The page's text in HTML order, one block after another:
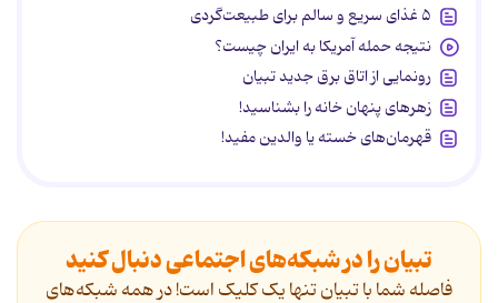
۵ غذای سریع و سالم برای طبیعت‌گردی
نتیجه حمله آمریکا به ایران چیست؟
رونمایی از اتاق برق جدید تبیان
زهرهای پنهان خانه را بشناسید!
قهرمان‌های خسته یا والدین مفید!
تبیان را در شبکه‌های اجتماعی دنبال کنید
فاصله شما با تبیان تنها یک کلیک است! در همه شبکه‌های